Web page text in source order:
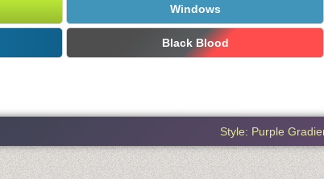
Windows
Black Blood
Style: Purple